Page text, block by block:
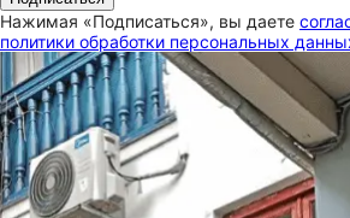
Нажимая «Подписаться», вы даете
политики обработки персональных